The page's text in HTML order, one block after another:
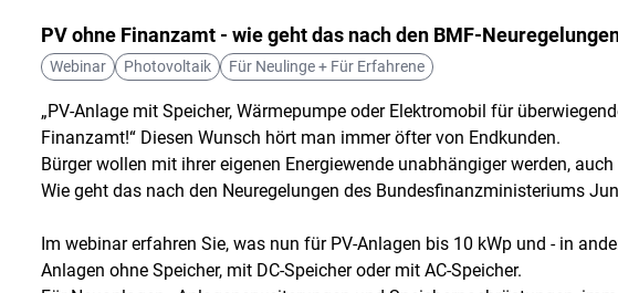
PV ohne Finanzamt - wie geht das nach den BMF-
Webinar Photovoltaik Für Neulinge + Für Erfahrene
„PV-Anlage mit Speicher, Wärmepumpe oder Elektromobil für
Finanzamt!“ Diesen Wunsch hört man immer öfter von Endkunden.
Bürger wollen mit ihrer eigenen Energiewende unabhängiger werden,
Wie geht das nach den Neuregelungen des Bundesfinanzministeriums
Im webinar erfahren Sie, was nun für PV-Anlagen bis 10 kWp und - in
Anlagen ohne Speicher, mit DC-Speicher oder mit AC-Speicher.